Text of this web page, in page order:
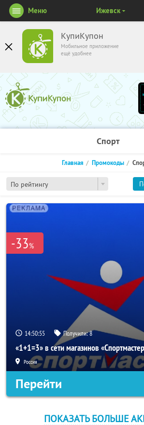
КупиКупон
Мобильное приложение
ещё удобнее
Меню Ижевск
Спорт
По рейтингу
Главная Промокоды
-33%
14:50:54 Получили:8
«1+1=3» в сети магазинов
Россия
Перейти
ПОКАЗАТЬ БОЛЬШЕ